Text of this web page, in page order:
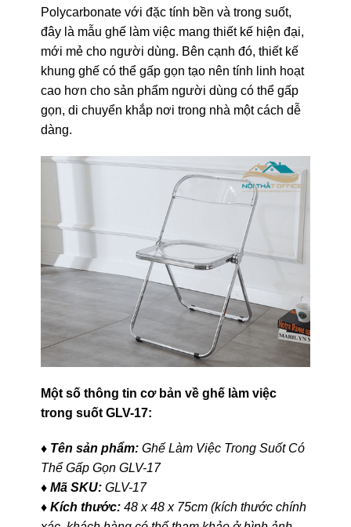
Polycarbonate với đặc tính bền và trong suốt,
đây là mẫu ghế làm việc mang thiết kế hiện đại,
mới mẻ cho người dùng. Bên cạnh đó, thiết kế
khung ghế có thể gấp gọn tạo nên tính linh hoạt
cao hơn cho sản phẩm người dùng có thể gấp
gọn, di chuyển khắp nơi trong nhà một cách dễ
dàng.
Một số thông tin cơ bản về ghế làm việc
trong suốt GLV-17:
♦ Tên sản phẩm:Ghế Làm Việc Trong Suốt Có
Thể Gấp Gọn GLV-17
♦ Mã SKU:GLV-17
♦ Kích thước:48 x 48 x 75cm (kích thước chính